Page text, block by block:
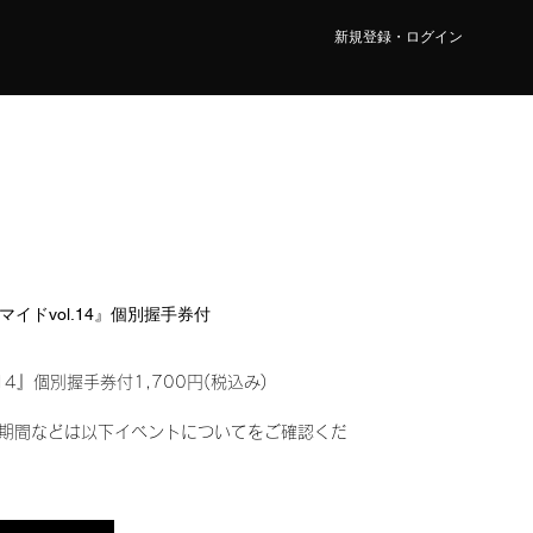
新規登録・ログイン
イドvol.14』個別握手券付
』個別握手券付1,700円(税込み)
間などは以下イベントについてをご確認くだ